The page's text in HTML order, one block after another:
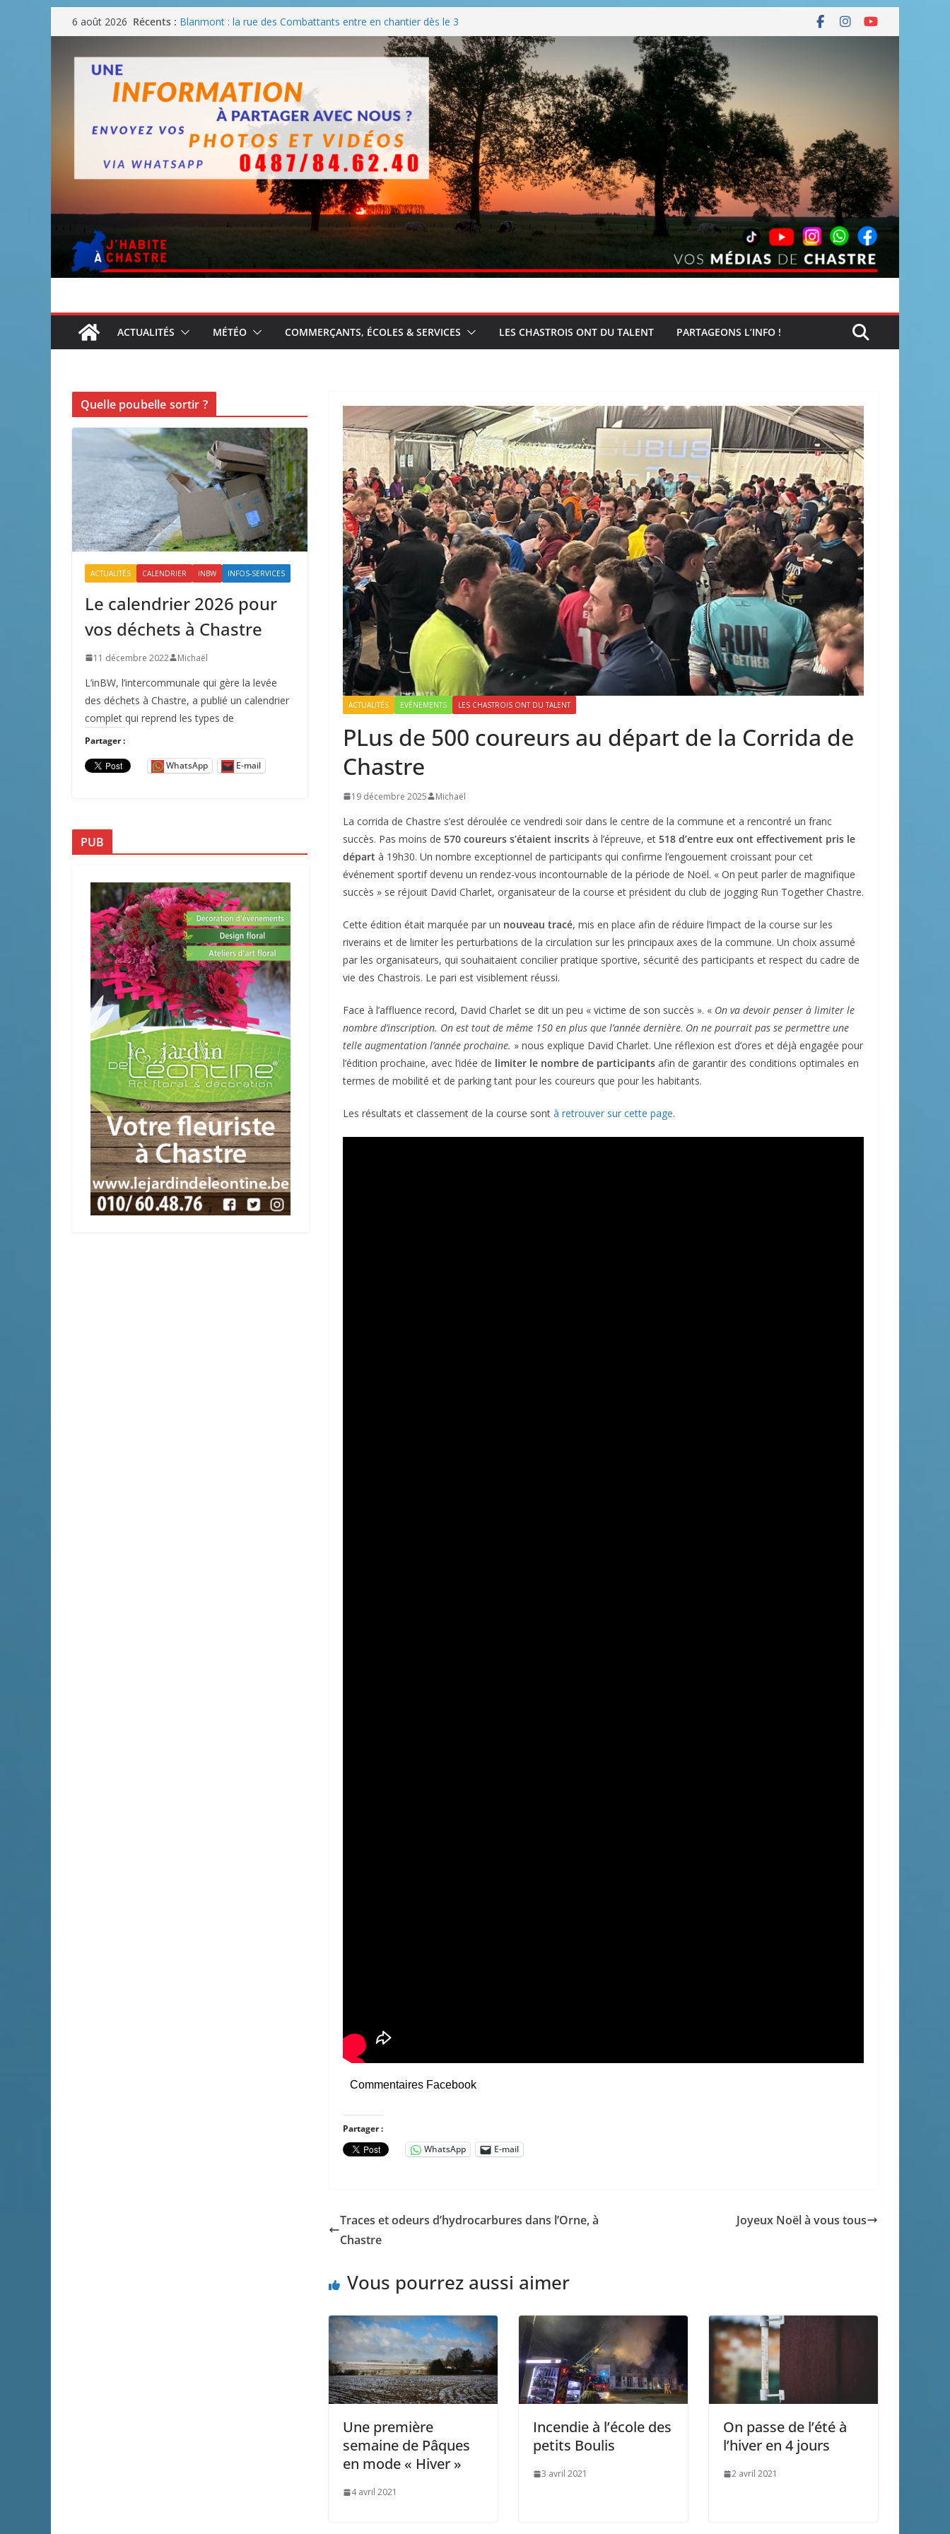
Passer
au
contenu
6 août 2026 Récents : Blanmont : la rue des Combattants entre en chantier dès le 3
août
Une fête nationale sans drache
ACTUALITÉS MÉTÉO COMMERÇANTS, ÉCOLES & SERVICES LES CHASTROIS ONT DU TALENT PARTAGEONS L’INFO !
ACTUALITÉS EVÉNEMENTS LES CHASTROIS ONT DU TALENT
PLus de 500 coureurs au départ de la Corrida de
Chastre
19 décembre 2025 Michaël
La corrida de Chastre s’est déroulée ce vendredi soir dans le centre de la commune et a rencontré un franc
succès. Pas moins de 570 coureurs s’étaient inscrits à l’épreuve, et 518 d’entre eux ont effectivement pris le
départ à 19h30. Un nombre exceptionnel de participants qui confirme l’engouement croissant pour cet
événement sportif devenu un rendez-vous incontournable de la période de Noël. « On peut parler de magnifique
succès » se réjouit David Charlet, organisateur de la course et président du club de jogging Run Together Chastre.
Cette édition était marquée par un nouveau tracé, mis en place afin de réduire l’impact de la course sur les
riverains et de limiter les perturbations de la circulation sur les principaux axes de la commune. Un choix assumé
par les organisateurs, qui souhaitaient concilier pratique sportive, sécurité des participants et respect du cadre de
vie des Chastrois. Le pari est visiblement réussi.
Face à l’affluence record, David Charlet se dit un peu « victime de son succès ». « On va devoir penser à limiter le
nombre d’inscription. On est tout de même 150 en plus que l’année dernière. On ne pourrait pas se permettre une
telle augmentation l’année prochaine. » nous explique David Charlet. Une réflexion est d’ores et déjà engagée pour
l’édition prochaine, avec l’idée de limiter le nombre de participants afin de garantir des conditions optimales en
termes de mobilité et de parking tant pour les coureurs que pour les habitants.
Les résultats et classement de la course sont à retrouver sur cette page.
Commentaires Facebook
Partager :
WhatsApp
E-mail
Traces et odeurs d’hydrocarbures dans l’Orne, à
Chastre
Joyeux Noël à vous tous
Vous pourrez aussi aimer
Une première
semaine de Pâques
en mode « Hiver »
4 avril 2021
Incendie à l’école des
petits Boulis
3 avril 2021
On passe de l’été à
l’hiver en 4 jours
2 avril 2021
Quelle poubelle sortir ?
ACTUALITÉS CALENDRIER INBW INFOS-SERVICES
Le calendrier 2026 pour
vos déchets à Chastre
11 décembre 2022 Michaël
L’inBW, l’intercommunale qui gère la levée
des déchets à Chastre, a publié un calendrier
complet qui reprend les types de
Partager :
WhatsApp E-mail
PUB